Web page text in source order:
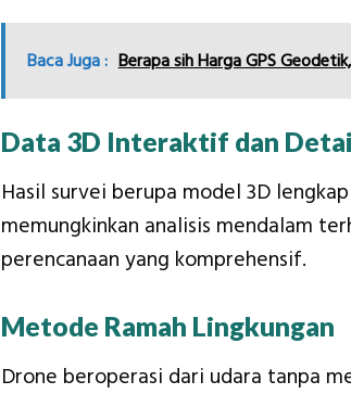
Baca Juga : Berapa sih Harga GPS
Data 3D Interaktif dan
Hasil survei berupa model 3D
memungkinkan analisis mendalam
perencanaan yang komprehensif.
Metode Ramah Lingkungan
Drone beroperasi dari udara tanpa